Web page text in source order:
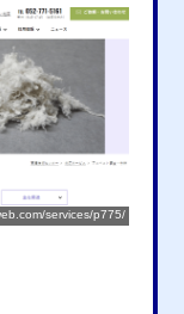
services/p775/